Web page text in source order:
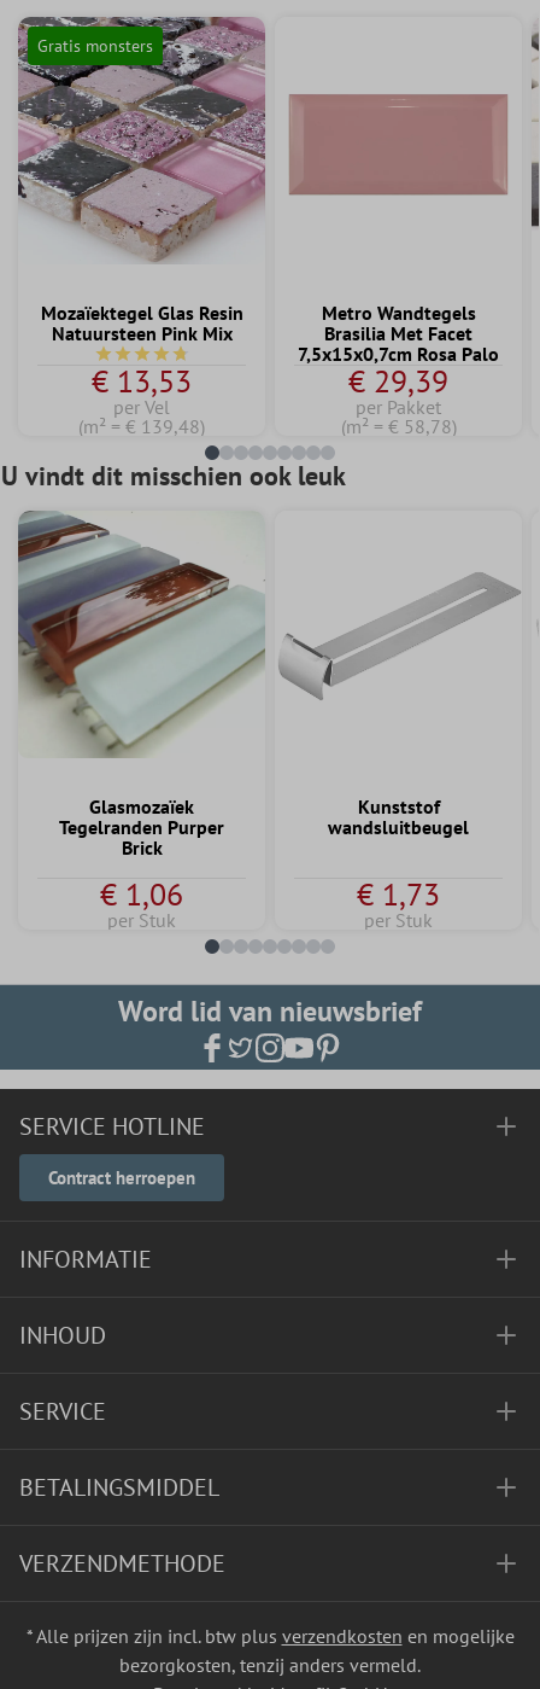
Gratis monsters
Mozaïektegel Glas Resin
Natuursteen Pink Mix
Gemiddelde waardering van 4.7 van 5 sterren
€ 13,53
per Vel
(m² = € 139,48)
Metro Wandtegels
Brasilia Met Facet
7,5x15x0,7cm Rosa Palo
€ 29,39
per Pakket
(m² = € 58,78)
U vindt dit misschien ook leuk
Glasmozaïek
Tegelranden Purper
Brick
€ 1,06
per Stuk
Kunststof
wandsluitbeugel
€ 1,73
per Stuk
Word lid van nieuwsbrief
SERVICE HOTLINE
Contract herroepen
INFORMATIE
INHOUD
SERVICE
BETALINGSMIDDEL
VERZENDMETHODE
* Alle prijzen zijn incl. btw plus verzendkosten en mogelijke
bezorgkosten, tenzij anders vermeld.